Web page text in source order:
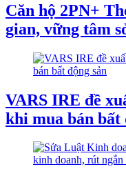
Căn hộ 2PN+
gian, vững tâm
VARS IRE đề
khi mua bán bất